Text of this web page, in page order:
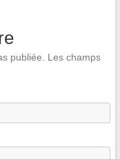
publiée.
Les champs